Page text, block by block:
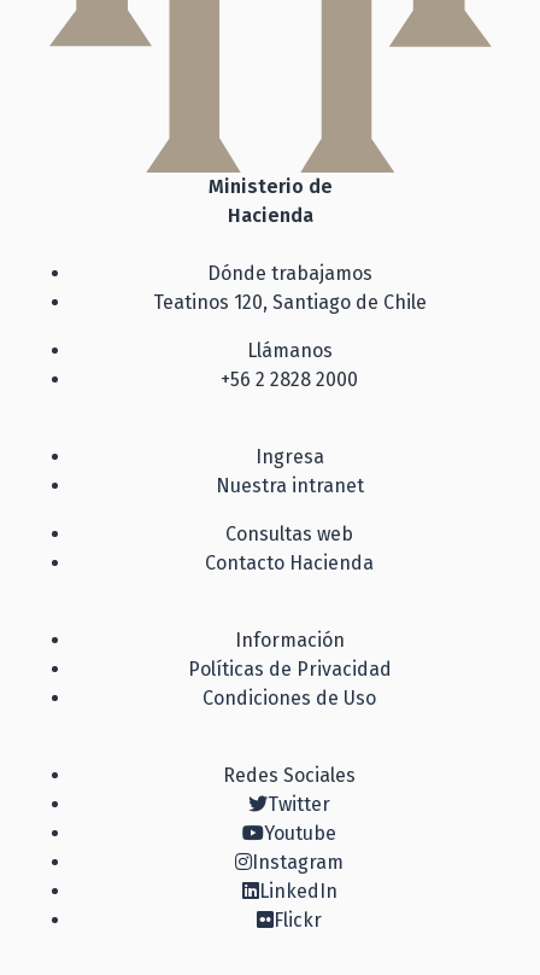
Ministerio de
Hacienda
Dónde trabajamos
Teatinos 120, Santiago de Chile
Llámanos
+56 2 2828 2000
Ingresa
Nuestra intranet
Consultas web
Contacto Hacienda
Información
Políticas de Privacidad
Condiciones de Uso
Redes Sociales
Twitter
Youtube
Instagram
LinkedIn
Flickr